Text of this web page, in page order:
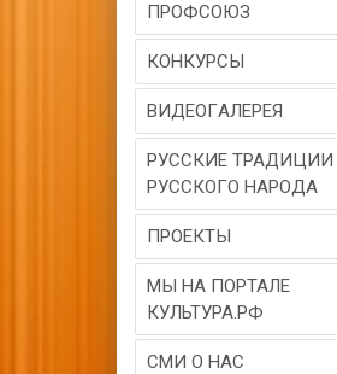
ПРОФСОЮЗ
КОНКУРСЫ
ВИДЕОГAЛЕРЕЯ
РУССКИЕ ТРАДИЦИИ
РУССКОГО НАРОДА
ПРОЕКТЫ
МЫ НА ПОРТАЛЕ
КУЛЬТУРА.РФ
СМИ О НАС